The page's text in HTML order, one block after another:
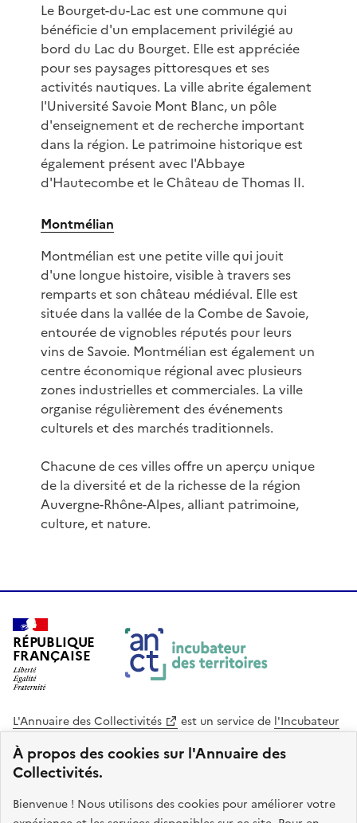
À propos des cookies sur l'Annuaire des
Collectivités.
Bienvenue ! Nous utilisons des cookies pour améliorer votre
Le Bourget-du-Lac est une commune qui
bénéficie d'un emplacement privilégié au
bord du Lac du Bourget. Elle est appréciée
pour ses paysages pittoresques et ses
activités nautiques. La ville abrite également
l'Université Savoie Mont Blanc, un pôle
d'enseignement et de recherche important
dans la région. Le patrimoine historique est
également présent avec l'Abbaye
d'Hautecombe et le Château de Thomas II.
Montmélian
Montmélian est une petite ville qui jouit
d'une longue histoire, visible à travers ses
remparts et son château médiéval. Elle est
située dans la vallée de la Combe de Savoie,
entourée de vignobles réputés pour leurs
vins de Savoie. Montmélian est également un
centre économique régional avec plusieurs
zones industrielles et commerciales. La ville
organise régulièrement des événements
culturels et des marchés traditionnels.
Chacune de ces villes offre un aperçu unique
de la diversité et de la richesse de la région
Auvergne-Rhône-Alpes, alliant patrimoine,
culture, et nature.
RÉPUBLIQUE
FRANÇAISE
L'Annuaire des Collectivités est un service de l'Incubateur
des Territoires
Cohésion des Territoires
. Le code source de ce site web
est disponible en licence libre. Le design de ce site est conçu
avec le système de design de l’État.